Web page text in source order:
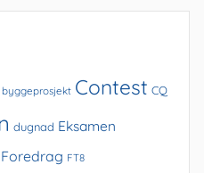
byggeprosjekt Contest CQ
dugnad Eksamen
Foredrag FT8